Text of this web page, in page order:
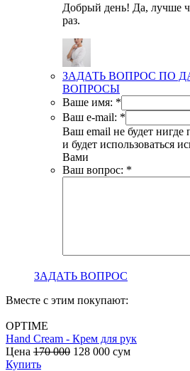
Добрый день! Да, лучше
раз.
ЗАДАТЬ ВОПРОС ПО
ВОПРОСЫ
Ваше имя: *
Ваш e-mail: *
Ваш email не будет нигде
и будет использоваться
Вами
Ваш вопрос: *
ЗАДАТЬ ВОПРОС
Вместе с этим покупают:
OPTIME
Hand Cream - Крем для рук
Цена 170 000 128 000 сум
Купить